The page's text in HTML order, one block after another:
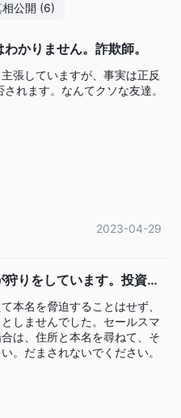
相公開 (6)
かりません。詐欺師。
張していますが、事実は正反
れます。なんてクソな友達。
2023-04-29
りをしています。投資家
本名を脅迫することはせず、
しませんでした。セールスマ
は、住所と本名を尋ねて、そ
。だまされないでください。